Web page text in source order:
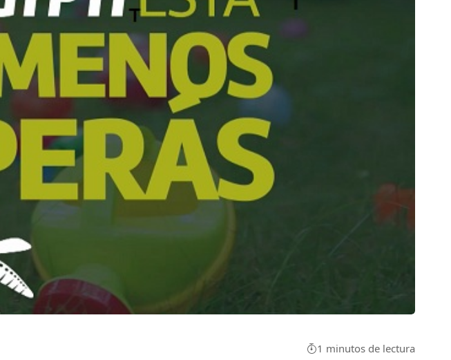
1 minutos de lectura